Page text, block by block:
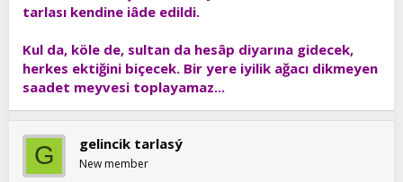
tarlası kendine iâde edildi.
Kul da, köle de, sultan da hesâp diyarına gidecek,
herkes ektiğini biçecek. Bir yere iyilik ağacı dikmeyen
saadet meyvesi toplayamaz...
G gelincik tarlasý
New member